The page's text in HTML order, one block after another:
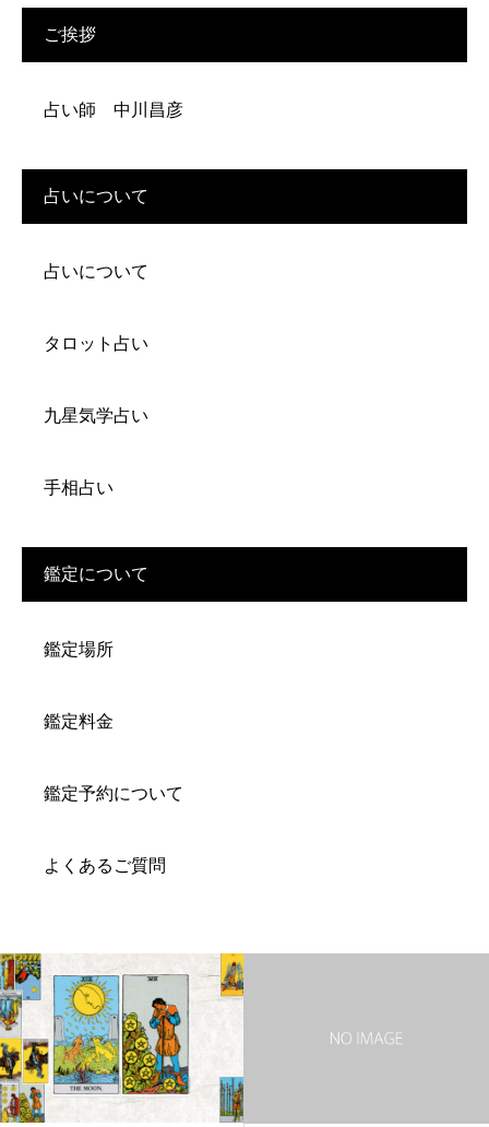
ご挨拶
占い師 中川昌彦
占いについて
占いについて
タロット占い
九星気学占い
手相占い
鑑定について
鑑定場所
鑑定料金
鑑定予約について
よくあるご質問